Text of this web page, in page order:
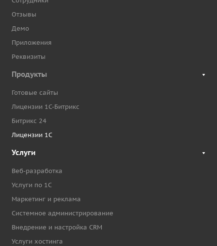
Отзывы
Демо
Приложения
Реквизиты
Продукты
Готовые сайты
Лицензии 1С-Битрикс
Битрикс 24
Лицензии 1С
Услуги
Веб-разработка
Услуги по 1С
Маркетинг и реклама
Системное администрирование
Внедрение и настройка CRM
Услуги хостинга